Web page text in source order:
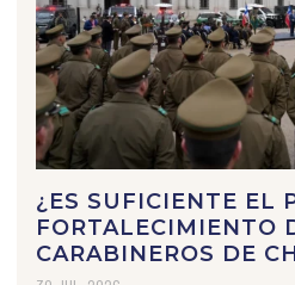
¿ES SUFICIENTE EL
FORTALECIMIENTO
CARABINEROS DE